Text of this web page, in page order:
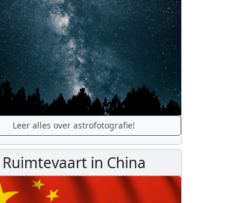
Leer alles over astrofotografie!
Ruimtevaart in China